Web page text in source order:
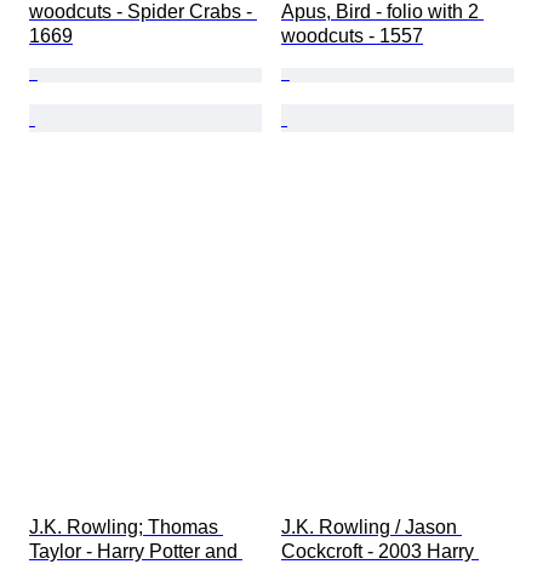
woodcuts - Spider Crabs -
1669
Apus, Bird - folio with 2
woodcuts - 1557
J.K. Rowling; Thomas
Taylor - Harry Potter and
J.K. Rowling / Jason
Cockcroft - 2003 Harry